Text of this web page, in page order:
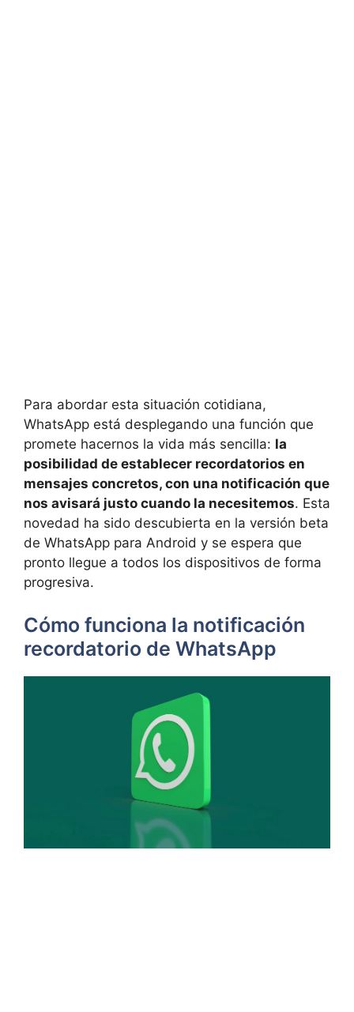
Para abordar esta situación cotidiana,
WhatsApp está desplegando una función que
promete hacernos la vida más sencilla: la
posibilidad de establecer recordatorios en
mensajes concretos, con una notificación que
nos avisará justo cuando la necesitemos. Esta
novedad ha sido descubierta en la versión beta
de WhatsApp para Android y se espera que
pronto llegue a todos los dispositivos de forma
progresiva.
Cómo funciona la notificación
recordatorio de WhatsApp